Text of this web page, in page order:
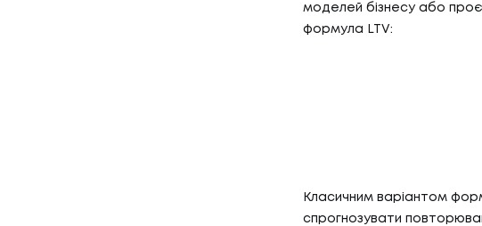
моделей бізнесу або
формула LTV:
Класичним варіантом
спрогнозувати